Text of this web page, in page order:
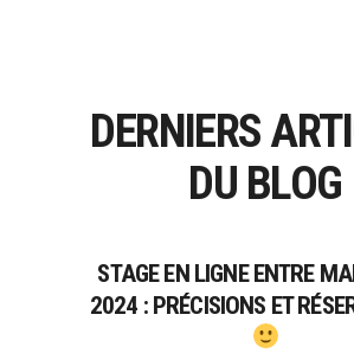
DERNIERS
DU BLOG
STAGE EN LIGNE ENTRE
2024 : PRÉCISIONS ET